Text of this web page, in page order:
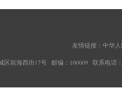
友情链接： 中华
区前海西街17号 邮编：100009 联系电话